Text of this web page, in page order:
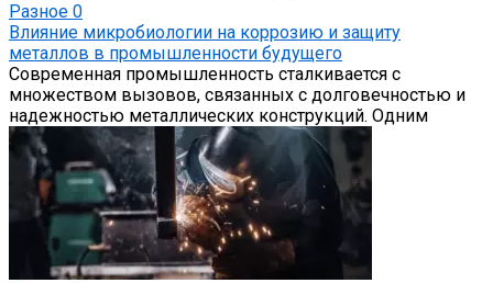
Разное 0
Влияние микробиологии на коррозию и защиту
металлов в промышленности будущего
Современная промышленность сталкивается с
множеством вызовов, связанных с долговечностью и
надежностью металлических конструкций. Одним